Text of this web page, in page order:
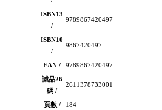
ISBN13
/
9789867420497
ISBN10
/
9867420497
EAN /
9789867420497
誠品26
碼 /
2611378733001
頁數 / 184